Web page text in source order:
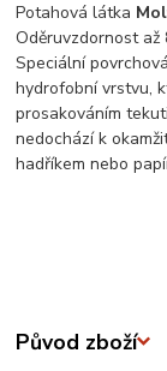
Potahová látka
Oděruvzdornost až
Speciální
hydrofobní vrstvu,
prosakováním
nedochází k
hadříkem nebo
Původ zboží